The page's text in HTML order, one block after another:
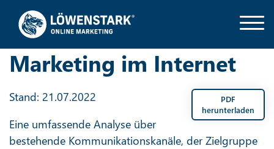
Marketing im Internet
PDF
herunterladen
Stand: 21.07.2022
Eine umfassende Analyse über
bestehende Kommunikationskanäle, der Zielgruppe